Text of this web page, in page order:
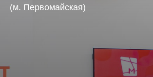
(м. Первомайская)